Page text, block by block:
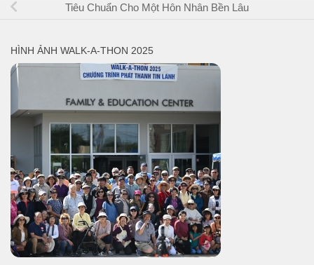
Tiêu Chuẩn Cho Một Hôn Nhân Bền Lâu
HÌNH ẢNH WALK-A-THON 2025